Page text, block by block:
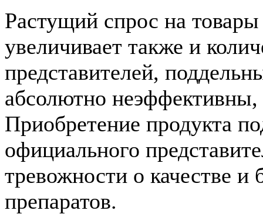
Растущий спрос на
увеличивает также и
представителей,
абсолютно
Приобретение продукта
официального
тревожности о качестве
препаратов.